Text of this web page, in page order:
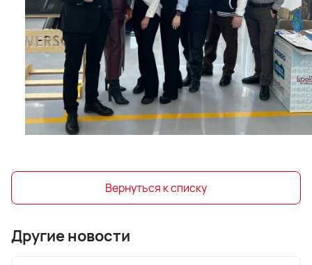
Вернуться к списку
Другие новости